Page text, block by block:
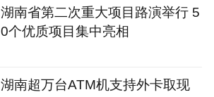
湖南省第二次重大项目路演举行 5
0个优质项目集中亮相
湖南超万台ATM机支持外卡取现